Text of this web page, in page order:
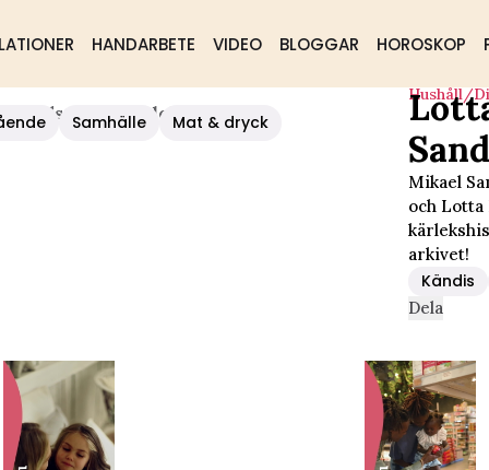
HANDARBETE VIDEO BLOGGAR HOROSKOP
Samhälle Mat & dryck
Kärlekshistoria
Hushåll/
Mikael
och
arkivet!
Kändis
Dela